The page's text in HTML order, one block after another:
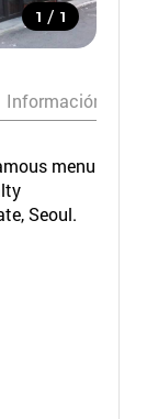
1 / 1
Información
menu
Seoul.